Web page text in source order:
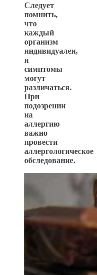
Следует
помнить,
что
каждый
организм
индивидуален,
и
симптомы
могут
различаться.
При
подозрении
на
аллергию
важно
провести
аллергологическое
обследование.